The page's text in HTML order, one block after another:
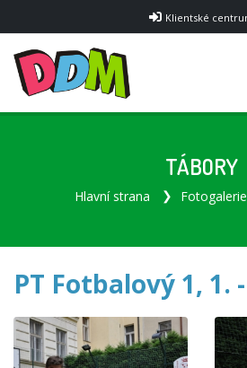
Klientské
TÁBORY
Hlavní strana Fotogalerie
PT Fotbalový 1, 1.